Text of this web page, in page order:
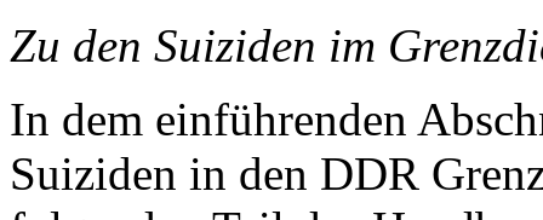
Zu den Suiziden im
In dem einführenden
Suiziden in den DDR